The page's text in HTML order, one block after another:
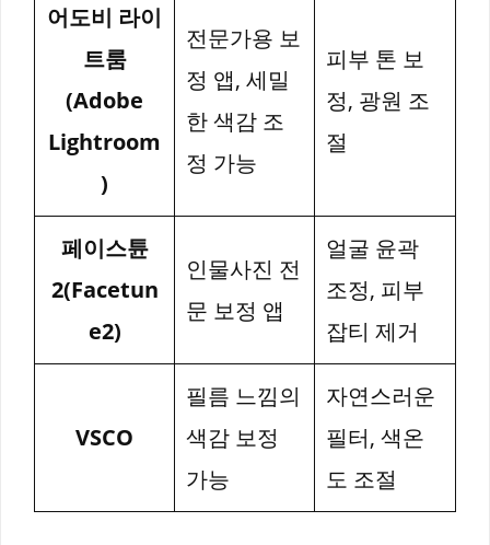
어도비 라이
트룸
(Adobe
Lightroom
)
전문가용 보
정 앱, 세밀
한 색감 조
정 가능
피부 톤 보
정, 광원 조
절
페이스튠
2(Facetun
e2)
인물사진 전
문 보정 앱
얼굴 윤곽
조정, 피부
잡티 제거
VSCO
필름 느낌의
색감 보정
가능
자연스러운
필터, 색온
도 조절